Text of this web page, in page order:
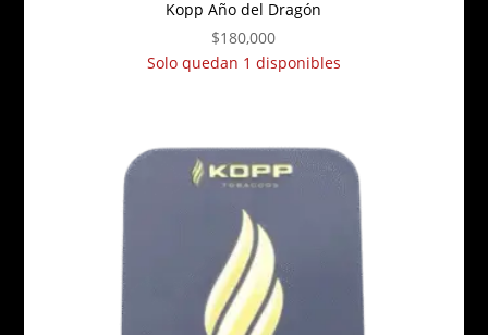
Kopp Año del Dragón
$180,000
Solo quedan 1 disponibles